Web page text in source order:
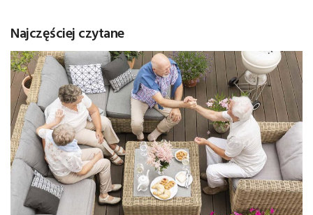
Najczęściej czytane